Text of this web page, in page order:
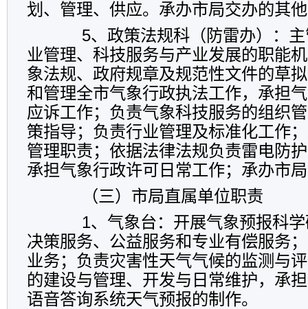
划、管理、供应。承办市局交办的其
5、政策法规科（防雷办）：主
业管理、科技服务与产业发展的职能
象法规、政府规章及规范性文件的草
和管理全市气象行政执法工作，承担
应诉工作；负责气象科技服务的组织
策指导；负责行业管理及标准化工作
管理职责；依据法律法规负责雷电防
承担气象行政许可日常工作；承办市
（三）市局直属单位职责
1、气象台：开展气象预报科学
决策服务、公益服务和专业有偿服务
业务；负责灾害性天气气候的监测与
的建设与管理、开发与日常维护，承
语音答询系统天气预报的制作。